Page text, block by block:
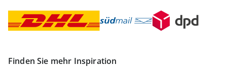
Finden Sie mehr Inspiration